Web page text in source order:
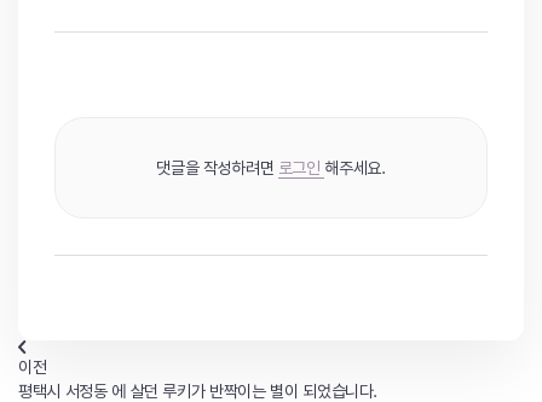
댓글을 작성하려면 로그인 해주세요.
이전
평택시 서정동 에 살던 루키가 반짝이는 별이 되었습니다.